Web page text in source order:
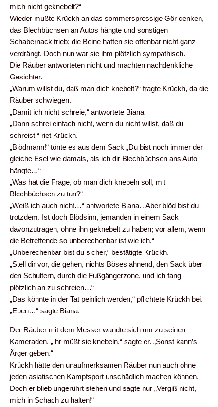
mich nicht geknebelt?“
Wieder mußte Krückh an das sommersprossige Gör denken,
das Blechbüchsen an Autos hängte und sonstigen
Schabernack trieb; die Beine hatten sie offenbar nicht ganz
verdrängt. Doch nun war sie ihm plötzlich sympathisch.
Die Räuber antworteten nicht und machten nachdenkliche
Gesichter.
„Warum willst du, daß man dich knebelt?“ fragte Krückh, da die
Räuber schwiegen.
„Damit ich nicht schreie,“ antwortete Biana
„Dann schrei einfach nicht, wenn du nicht willst, daß du
schreist,“ riet Krückh.
„Blödmann!“ tönte es aus dem Sack „Du bist noch immer der
gleiche Esel wie damals, als ich dir Blechbüchsen ans Auto
hängte…“
„Was hat die Frage, ob man dich knebeln soll, mit
Blechbüchsen zu tun?“
„Weiß ich auch nicht…“ antwortete Biana. „Aber blöd bist du
trotzdem. Ist doch Blödsinn, jemanden in einem Sack
davonzutragen, ohne ihn geknebelt zu haben; vor allem, wenn
die Betreffende so unberechenbar ist wie ich.“
„Unberechenbar bist du sicher,“ bestätigte Krückh.
„Stell dir vor, die gehen, nichts Böses ahnend, den Sack über
den Schultern, durch die Fußgängerzone, und ich fang
plötzlich an zu schreien…“
„Das könnte in der Tat peinlich werden,“ pflichtete Krückh bei.
„Eben…“ sagte Biana.
Der Räuber mit dem Messer wandte sich um zu seinen
Kameraden. „Ihr müßt sie knebeln,“ sagte er. „Sonst kann’s
Ärger geben.“
Krückh hätte den unaufmerksamen Räuber nun auch ohne
jeden asiatischen Kampfsport unschädlich machen können.
Doch er blieb ungerührt stehen und sagte nur „Vergiß nicht,
mich in Schach zu halten!“